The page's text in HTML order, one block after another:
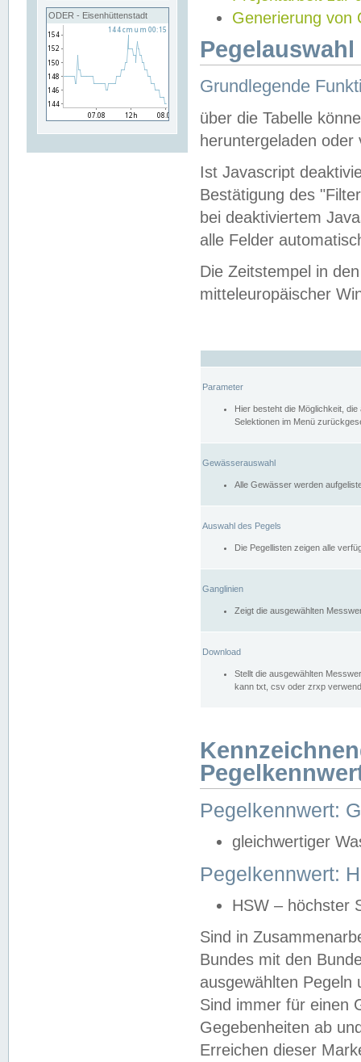
ODER - Eisenhüttenstadt
Generierung von
Grundlegende
über die Tabelle
heruntergeladen oder
Ist Javascript
Bestätigung des
bei deaktiviertem
alle Felder
Die Zeitstempel in
mitteleuropäischer
Parameter
Hier besteht die Möglichkeit,
Selektionen im Menü
Gewässerauswahl
Alle Gewässer werden
Auswahl des Pegels
Die Pegellisten zeigen alle
Ganglinien
Zeigt die ausgewählten
Download
Stellt die ausgewählten
kann txt, csv oder zrxp
Pegelkennwert:
gleichwertiger
Pegelkennwert:
HSW – höchster
Sind in
Bundes mit den
ausgewählten
Sind immer für einen
Gegebenheiten ab
Erreichen dieser